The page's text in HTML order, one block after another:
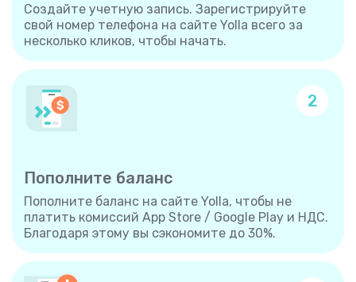
Создайте учетную запись. Зарегистрируйте
свой номер телефона на сайте Yolla всего за
несколько кликов, чтобы начать.
2
Пополните баланс
Пополните баланс на сайте Yolla, чтобы не
платить комиссий App Store / Google Play и НДС.
Благодаря этому вы сэкономите до 30%.